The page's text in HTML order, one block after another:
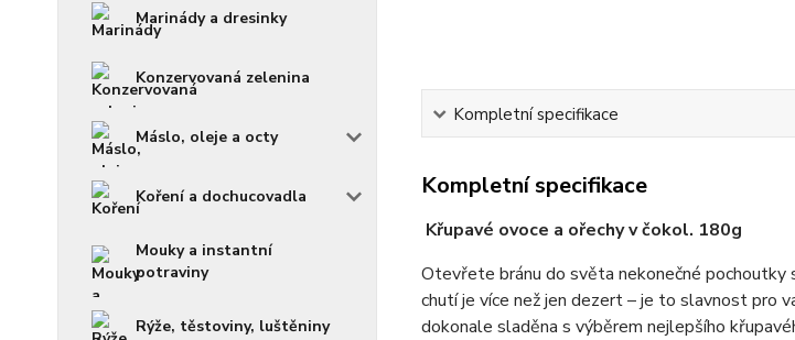
Marinády a dresinky
Konzervovaná zelenina
Máslo, oleje a octy
Koření a dochucovadla
Mouky a instantní
potraviny
Rýže, těstoviny, luštěniny
Kompletní specifikace
Kompletní specifikace
Křupavé ovoce a ořechy v čokol. 180g
Otevřete bránu do světa nekonečné pochoutky
chutí je více než jen dezert – je to slavnost pro
dokonale sladěna s výběrem nejlepšího